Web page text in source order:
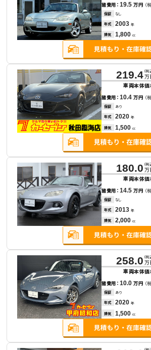
諸費用：19.5万円 （
保証 なし
年式 2003 年
排気 1,800 cc
219.4 （税
万
車両本体
諸費用：10.4万円 （
保証 あり
年式 2020 年
排気 1,500 cc
180.0 （税
万
車両本体
諸費用：14.5万円 （
保証 なし
年式 2013 年
排気 2,000 cc
258.0 （税
万
車両本体
諸費用：10.0万円 （
保証 あり
年式 2020 年
排気 1,500 cc